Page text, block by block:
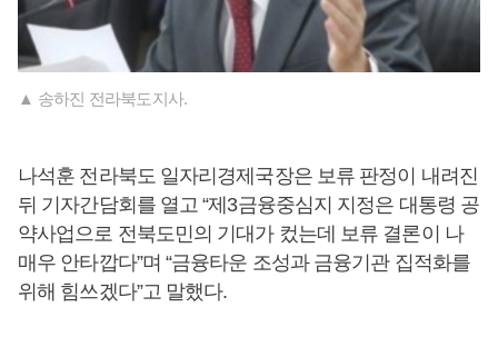
▲ 송하진 전라북도지사.
나석훈 전라북도 일자리경제국장은 보류 판정이 내려진
뒤 기자간담회를 열고 “제3금융중심지 지정은 대통령 공
약사업으로 전북도민의 기대가 컸는데 보류 결론이 나
매우 안타깝다”며 “금융타운 조성과 금융기관 집적화를
위해 힘쓰겠다”고 말했다.